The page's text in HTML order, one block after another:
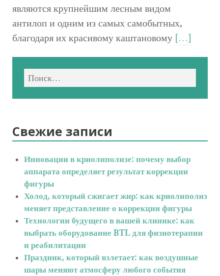
являются крупнейшим лесным видом
антилоп и одним из самых самобытных,
благодаря их красивому каштановому […]
Свежие записи
Инновации в криолиполизе: почему выбор
аппарата определяет результат коррекции
фигуры
Холод, который сжигает жир: как криолиполиз
меняет представление о коррекции фигуры
Технологии будущего в вашей клинике: как
выбрать оборудование BTL для физиотерапии
и реабилитации
Праздник, который взлетает: как воздушные
шары меняют атмосферу любого события